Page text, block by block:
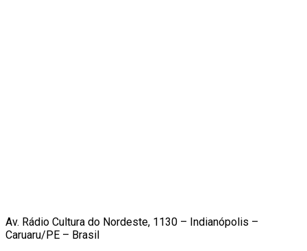
Av. Rádio Cultura do Nordeste, 1130 – Indianópolis –
Caruaru/PE – Brasil